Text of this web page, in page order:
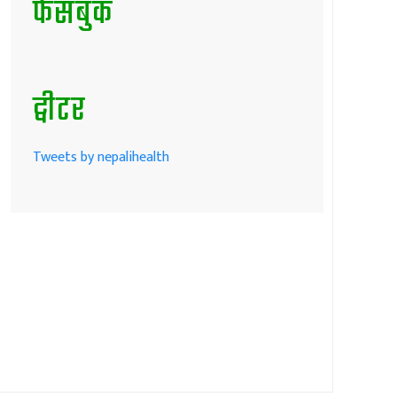
फेसबुक
ट्वीटर
Tweets by nepalihealth